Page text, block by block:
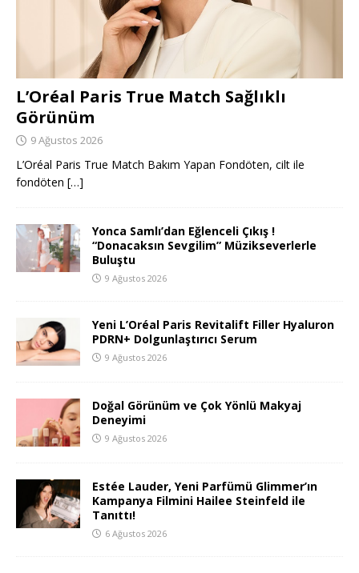
L’Oréal Paris True Match Sağlıklı
Görünüm
9 Ağustos 2026
L’Oréal Paris True Match Bakım Yapan Fondöten, cilt ile
fondöten […]
Yonca Samlı’dan Eğlenceli Çıkış !
“Donacaksın Sevgilim” Müzikseverlerle
Buluştu
9 Ağustos 2026
Yeni L’Oréal Paris Revitalift Filler Hyaluron
PDRN+ Dolgunlaştırıcı Serum
9 Ağustos 2026
Doğal Görünüm ve Çok Yönlü Makyaj
Deneyimi
9 Ağustos 2026
Estée Lauder, Yeni Parfümü Glimmer’ın
Kampanya Filmini Hailee Steinfeld ile
Tanıttı!
6 Ağustos 2026